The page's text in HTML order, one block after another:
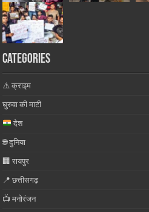
Categories
⚠️ क्राइम
घुरुवा की माटी
देश
🌐 दुनिया
🏢 रायपुर
📍 छत्तीसगढ़
📺 मनोरंजन